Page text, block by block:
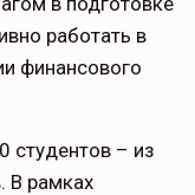
работать в
финансового
студентов – из
В рамках